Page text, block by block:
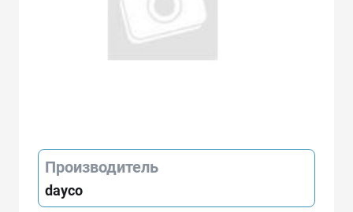
Производитель
dayco